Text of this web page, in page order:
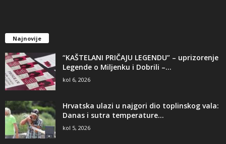
Najnovije
“KAŠTELANI PRIČAJU LEGENDU” – uprizorenje
Legende o Miljenku i Dobrili –...
kol 6, 2026
Hrvatska ulazi u najgori dio toplinskog vala:
Danas i sutra temperature...
kol 5, 2026